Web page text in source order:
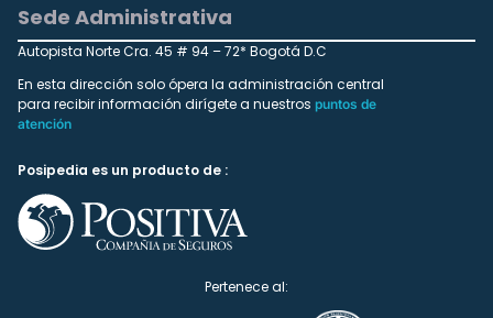
Sede Administrativa
Autopista Norte Cra. 45 # 94 – 72* Bogotá D.C
En esta dirección solo ópera la administración central
para recibir información dirígete a nuestros puntos de
atención
Posipedia es un producto de :
Pertenece al: